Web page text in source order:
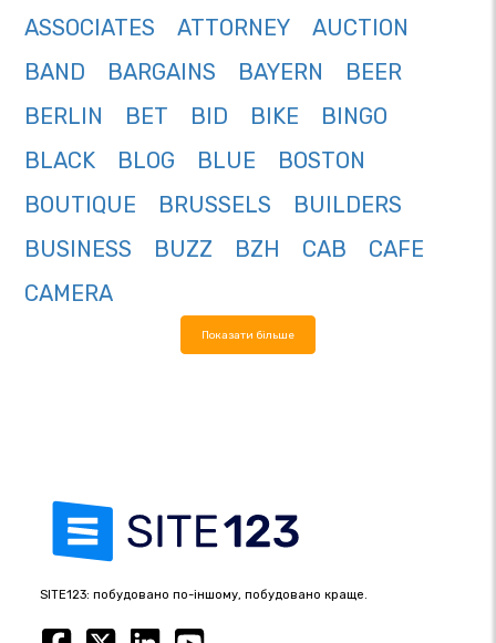
ASSOCIATES
ATTORNEY
AUCTION
BAND
BARGAINS BAYERN
BEER
BERLIN
BET BID BIKE
BINGO
BLACK
BLOG BLUE
BOSTON
BOUTIQUE
BRUSSELS
BUILDERS
BUSINESS
BUZZ BZH CAB
CAFE
CAMERA
Показати більше
SITE123: побудовано по-іншому, побудовано краще.